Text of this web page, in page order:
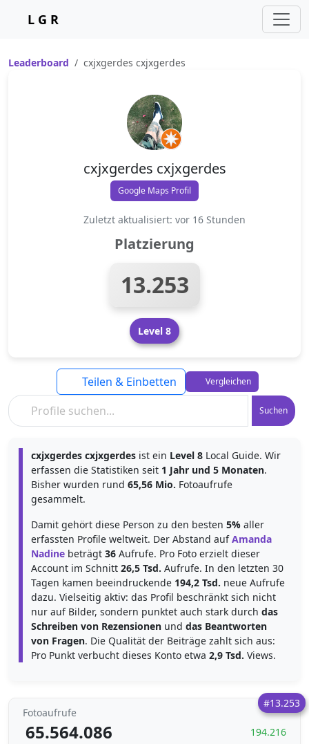
L G R
Leaderboard cxjxgerdes cxjxgerdes
cxjxgerdes cxjxgerdes
Google Maps Profil
Zuletzt aktualisiert: vor 16 Stunden
Platzierung
13.253
Level 8
Suchen
Teilen & Einbetten Vergleichen
cxjxgerdes cxjxgerdes ist ein Level 8 Local Guide. Wir
erfassen die Statistiken seit 1 Jahr und 5 Monaten.
Bisher wurden rund 65,56 Mio. Fotoaufrufe
gesammelt.
Damit gehört diese Person zu den besten 5% aller
erfassten Profile weltweit. Der Abstand aufAmanda
Nadine beträgt 36 Aufrufe. Pro Foto erzielt dieser
Account im Schnitt 26,5 Tsd. Aufrufe. In den letzten 30
Tagen kamen beeindruckende 194,2 Tsd. neue Aufrufe
dazu. Vielseitig aktiv: das Profil beschränkt sich nicht
nur auf Bilder, sondern punktet auch stark durch das
Schreiben von Rezensionen und das Beantworten
von Fragen. Die Qualität der Beiträge zahlt sich aus:
Pro Punkt verbucht dieses Konto etwa 2,9 Tsd. Views.
#13.253
Fotoaufrufe
65.564.086 194.216